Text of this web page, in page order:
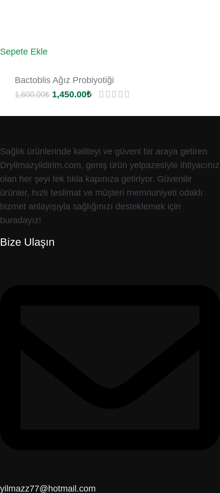
Sepete Ekle
Bactoblis Ağız Probiyotiği
1,600.00₺ 1,450.00₺
Sağlık ürünlerinde kaliteyi ve güveni bir araya getiren
Dryilmazyildirim.com, geniş ürün yelpazesiyle ihtiyacınız
olan her şeyi tek tıkla kapınıza getiriyor. Güvenilir
ürünler, hızlı teslimat ve müşteri memnuniyeti odaklı
hizmet anlayışıyla sağlığınızı desteklemek için
buradayız!
Bize Ulaşın
yilmazz77@hotmail.com